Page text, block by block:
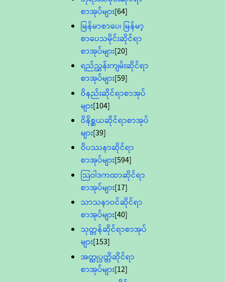
စာအုပ်များ[64]
မြန်မာစာပေ၊ မြန်မာ့
စာပေသမိုင်းဆိုင်ရာ
စာအုပ်များ[20]
ရည်ညွှန်းကျမ်းဆိုင်ရာ
စာအုပ်များ[59]
ဝိနည်းဆိုင်ရာစာအုပ်
များ[104]
ဝိနိစ္ဆယဆိုင်ရာစာအုပ်
များ[39]
ဝိပဿနာဆိုင်ရာ
စာအုပ်များ[594]
သြဝါဒကထာဆိုင်ရာ
စာအုပ်များ[17]
သာသနာ၀င်ဆိုင်ရာ
စာအုပ်များ[40]
သုတ္တန်ဆိုင်ရာစာအုပ်
များ[153]
အတ္ထုပ္ပတ္တိဆိုင်ရာ
စာအုပ်များ[12]